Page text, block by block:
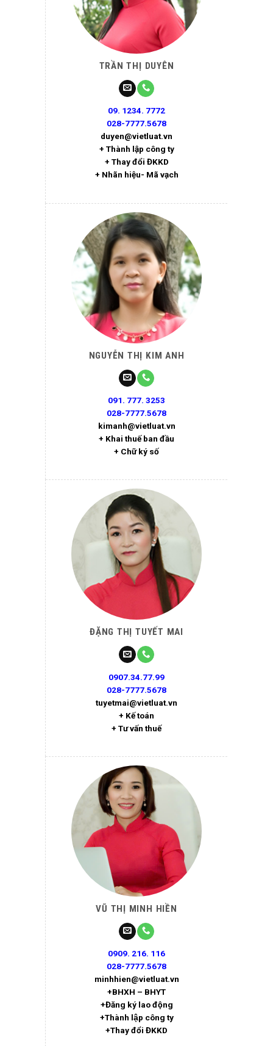
TRẦN THỊ DUYÊN
09. 1234. 7772
028-7777.5678
duyen@vietluat.vn
+ Thành lập công ty
+ Thay đổi ĐKKD
+ Nhãn hiệu- Mã vạch
NGUYỄN THỊ KIM ANH
091. 777. 3253
028-7777.5678
kimanh@vietluat.vn
+ Khai thuế ban đầu
+ Chữ ký số
ĐẶNG THỊ TUYẾT MAI
0907.34.77.99
028-7777.5678
tuyetmai@vietluat.vn
+ Kế toán
+ Tư vấn thuế
VŨ THỊ MINH HIỀN
0909. 216. 116
028-7777.5678
minhhien@vietluat.vn
+BHXH – BHYT
+Đăng ký lao động
+Thành lập công ty
+Thay đổi ĐKKD